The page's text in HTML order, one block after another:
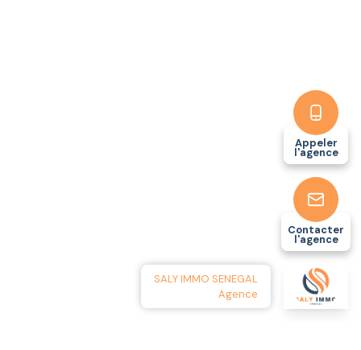
SALY IMMO SENEGAL
Agence
Appeler
l'agence
Contacter
l'agence